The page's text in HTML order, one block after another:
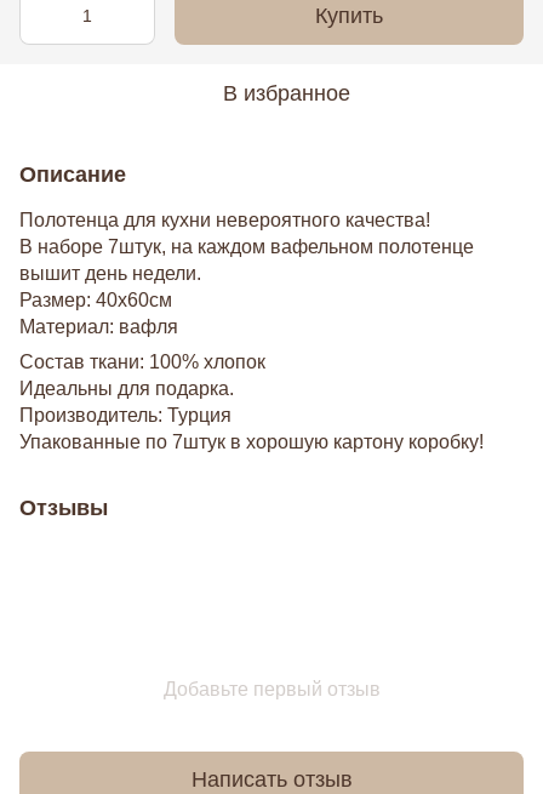
Купить
В избранное
Описание
Полотенца для кухни невероятного качества!
В наборе 7штук, на каждом вафельном полотенце
вышит день недели.
Размер: 40х60см
Материал: вафля
Состав ткани: 100% хлопок
Идеальны для подарка.
Производитель: Турция
Упакованные по 7штук в хорошую картону коробку!
Отзывы
Добавьте первый отзыв
Написать отзыв